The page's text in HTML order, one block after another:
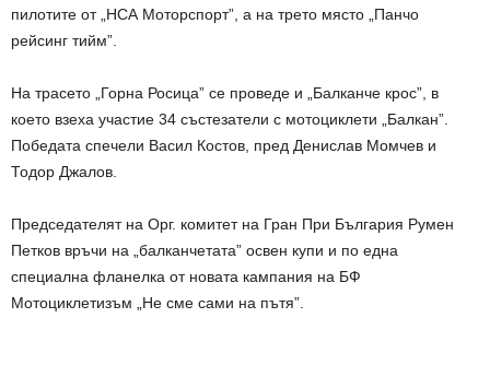
пилотите от „НСА Моторспорт”, а на трето място „Панчо
рейсинг тийм”.
На трасето „Горна Росица” се проведе и „Балканче крос”, в
което взеха участие 34 състезатели с мотоциклети „Балкан”.
Победата спечели Васил Костов, пред Денислав Момчев и
Тодор Джалов.
Председателят на Орг. комитет на Гран При България Румен
Петков връчи на „балканчетата” освен купи и по една
специална фланелка от новата кампания на БФ
Мотоциклетизъм „Не сме сами на пътя”.